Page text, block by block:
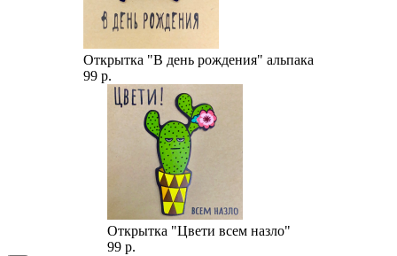
Открытка "В день рождения" альпака
99 р.
Открытка "Цвети всем назло"
99 р.